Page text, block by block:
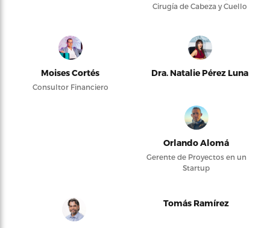
Cirugía de Cabeza y Cuello
Moises Cortés
Consultor Financiero
Dra. Natalie Pérez Luna
Orlando Alomá
Gerente de Proyectos en un
Startup
Tomás Ramírez